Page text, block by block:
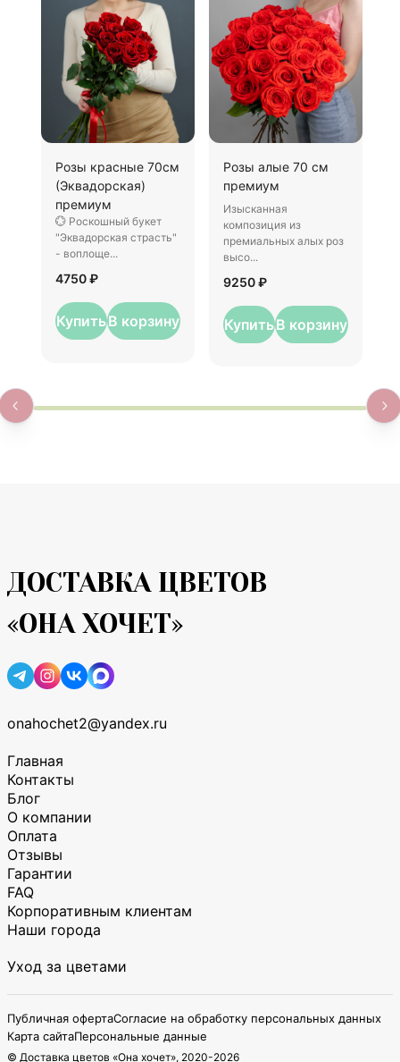
Розы красные 70см
(Эквадорская)
премиум
💮 Роскошный букет
"Эквадорская страсть"
- воплоще...
4750 ₽
КупитьВ корзину
Розы алые 70 см
премиум
Изысканная
композиция из
премиальных алых роз
высо...
9250 ₽
КупитьВ корзину
ДОСТАВКА ЦВЕТОВ
«ОНА ХОЧЕТ»
onahochet2@yandex.ru
Главная
Контакты
Блог
О компании
Оплата
Отзывы
Гарантии
FAQ
Корпоративным клиентам
Наши города
Уход за цветами
Публичная офертаСогласие на обработку персональных данных
Карта сайтаПерсональные данные
© Доставка цветов «Она хочет», 2020-2026